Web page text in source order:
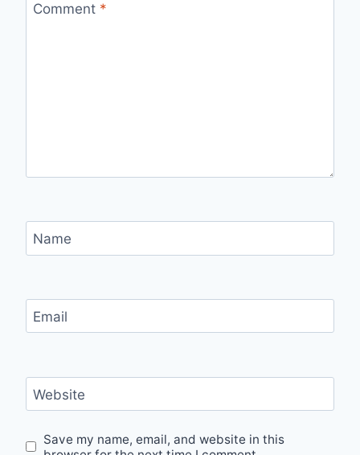
Comment *
Name
Email
Website
Save my name, email, and website in this